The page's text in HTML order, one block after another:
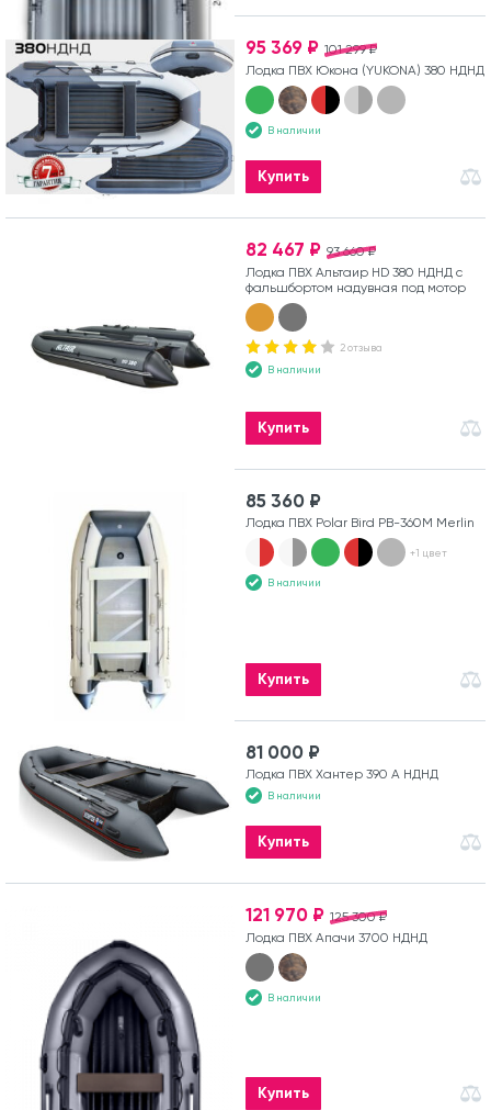
101 299 ₽
95 369 ₽
Лодка ПВХ Юкона (YUKONA) 380 НДНД
В наличии
Купить
93 660 ₽
82 467 ₽
Лодка ПВХ Альтаир HD 380 НДНД с
фальшбортом надувная под мотор
2 отзыва
В наличии
Купить
85 360 ₽
Лодка ПВХ Polar Bird PB-360M Merlin
+1 цвет
В наличии
Купить
81 000 ₽
Лодка ПВХ Хантер 390 А НДНД
В наличии
Купить
125 300 ₽
121 970 ₽
Лодка ПВХ Апачи 3700 НДНД
В наличии
Купить